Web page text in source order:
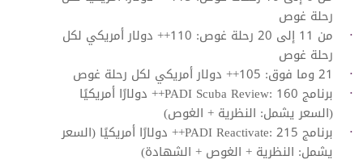
رحلة غوص
من 11 إلى 20 رحلة غوص: 110++ دولار أمريكي لكل
رحلة غوص
21 وما فوق: 105++ دولار أمريكي لكل رحلة غوص
برنامج PADI Scuba Review: 160++ دولارًا أمريكيًا
(السعر يشمل: النظرية + الغوص)
برنامج PADI Reactivate: 215++ دولارًا أمريكيًا (السعر
يشمل: النظرية + الغوص + الشهادة)